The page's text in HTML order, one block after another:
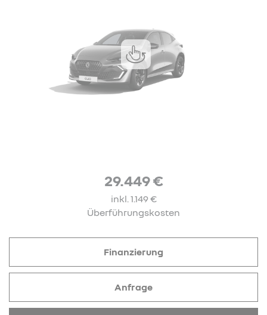
29.449 €
inkl. 1.149 €
Überführungskosten
Finanzierung
Anfrage